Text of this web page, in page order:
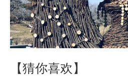
【猜你喜欢】